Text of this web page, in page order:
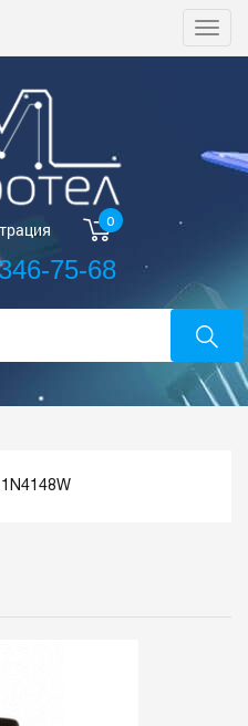
0
75-68
1N4148W